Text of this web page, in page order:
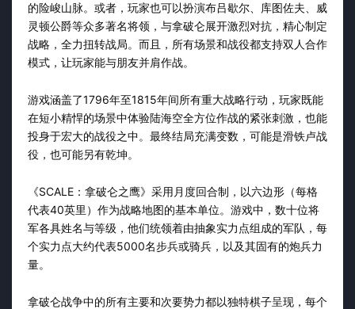
的险峻山脉。或者，玩家也可以扮演布吕歇尔、库图佐夫、威
灵顿公爵等众多著名将领，与拿破仑展开激烈对抗，精心制定
战略，全力扭转战局。而且，所有场景和战役都支持双人合作
模式，让玩家能与朋友并肩作战。
游戏涵盖了1796年至1815年间所有重大战略行动，玩家既能
在短小精悍的场景中体验陆海空全方位作战的紧张刺激，也能
投身于宏大的战役之中。最终结局充满变数，可能是滑铁卢战
役，也可能另有乾坤。
《SCALE：拿破仑之鹰》采用月度回合制，以六边形（每格
代表40英里）作为战略地图的基本单位。游戏中，数十位将
军各具姓名与等级，他们统领着由抽象实力点组成的军队，每
个实力点大约代表5000名步兵或骑兵，以及其固有的炮兵力
量。
拿破仑战争中的所有主要和次要势力都以独特棋子呈现，每个